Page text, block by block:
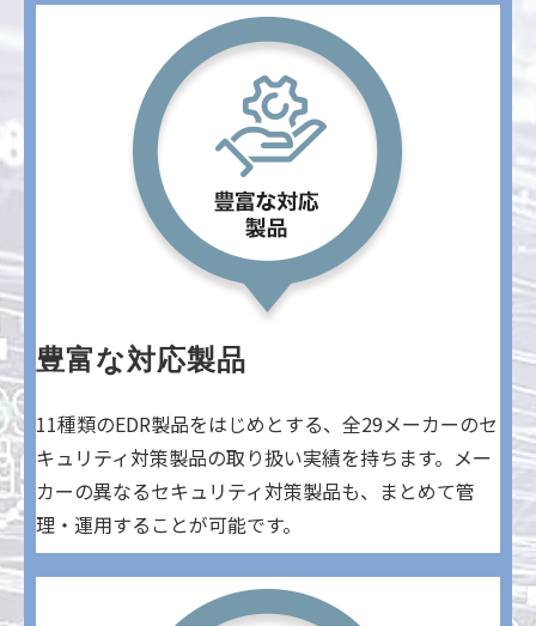
豊富な対応製品
11種類のEDR製品をはじめとする、全29メーカーのセ
キュリティ対策製品の取り扱い実績を持ちます。メー
カーの異なるセキュリティ対策製品も、まとめて管
理・運用することが可能です。